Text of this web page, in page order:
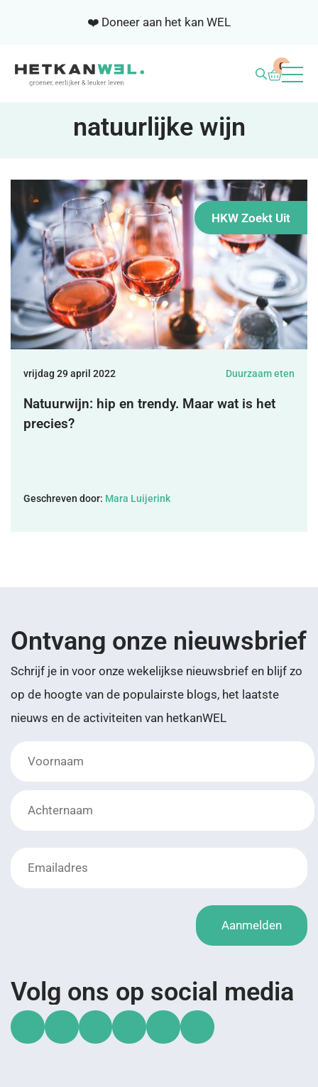
❤️ Doneer aan het kan WEL
SAMENWERKEN
NIEUWSBRIEF
OVER ONS
DONEREN
MIJN ACCOUNT
0
natuurlijke wijn
HKW Zoekt Uit
vrijdag 29 april 2022 Duurzaam eten
Natuurwijn: hip en trendy. Maar wat is het
precies?
Geschreven door: Mara Luijerink
Ontvang onze nieuwsbrief
Schrijf je in voor onze wekelijkse nieuwsbrief en blijf zo
op de hoogte van de populairste blogs, het laatste
nieuws en de activiteiten van hetkanWEL
Aanmelden
Volg ons op social media